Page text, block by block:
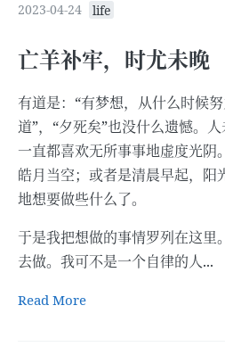
2023-04-24 life
亡羊补牢，时尤未晚
有道是：“有梦想，从什么时候
道”，“夕死矣”也没什么遗憾。
一直都喜欢无所事事地虚度光阴
皓月当空；或者是清晨早起，
地想要做些什么了。
于是我把想做的事情罗列在这里
去做。我可不是一个自律的人...
Read More